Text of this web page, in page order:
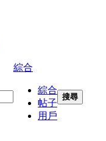
綜合
綜合
帖子
用戶
搜尋